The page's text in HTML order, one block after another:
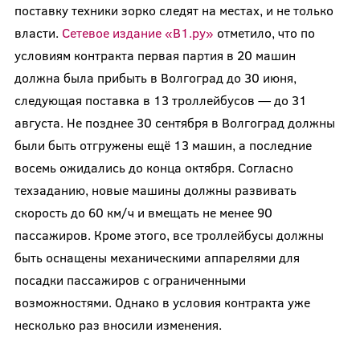
поставку техники зорко следят на местах, и не только
власти. Сетевое издание «В1.ру» отметило, что по
условиям контракта первая партия в 20 машин
должна была прибыть в Волгоград до 30 июня,
следующая поставка в 13 троллейбусов — до 31
августа. Не позднее 30 сентября в Волгоград должны
были быть отгружены ещё 13 машин, а последние
восемь ожидались до конца октября. Согласно
техзаданию, новые машины должны развивать
скорость до 60 км/ч и вмещать не менее 90
пассажиров. Кроме этого, все троллейбусы должны
быть оснащены механическими аппарелями для
посадки пассажиров с ограниченными
возможностями. Однако в условия контракта уже
несколько раз вносили изменения.